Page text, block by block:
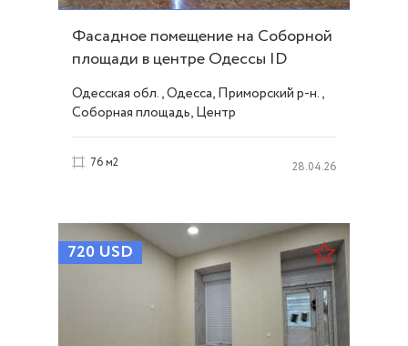
Фасадное помещение на Соборной
площади в центре Одессы ID
43827
Одесская обл., Одесса, Приморский р-н.,
Соборная площадь, Центр
76 м2 28.04.26
720 USD